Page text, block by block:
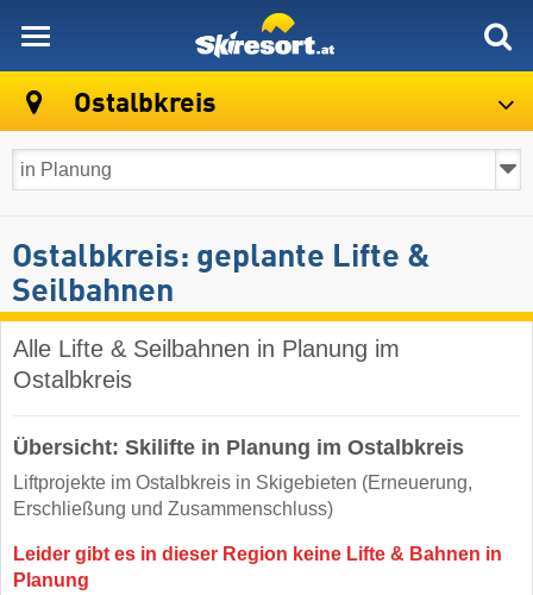
Ostalbkreis
Ostalbkreis: geplante Lifte &
Seilbahnen
Alle Lifte & Seilbahnen in Planung im
Ostalbkreis
Übersicht: Skilifte in Planung im Ostalbkreis
Liftprojekte im Ostalbkreis in Skigebieten (Erneuerung,
Erschließung und Zusammenschluss)
Leider gibt es in dieser Region keine Lifte & Bahnen in
Planung